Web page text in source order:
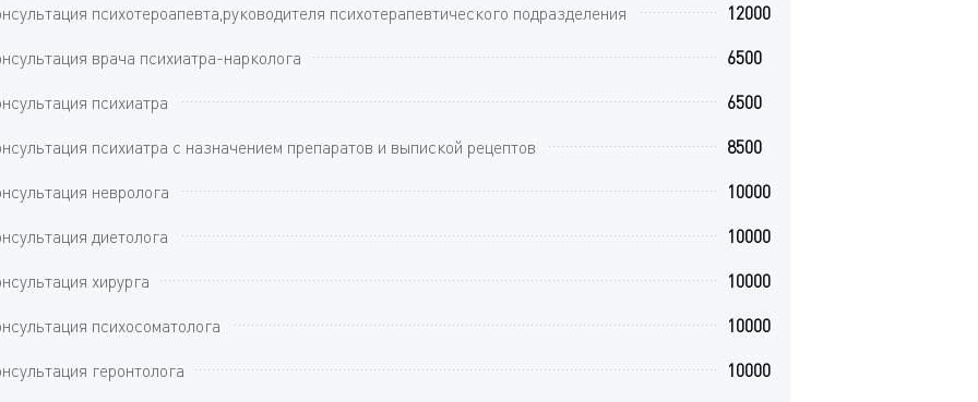
психотероапевта,руководителя психотерапевтического подразделения
12000
врача психиатра-нарколога
6500
психиатра
6500
психиатра с назначением препаратов и выпиской рецептов
8500
невролога
10000
диетолога
10000
хирурга
10000
психосоматолога
10000
геронтолога
10000